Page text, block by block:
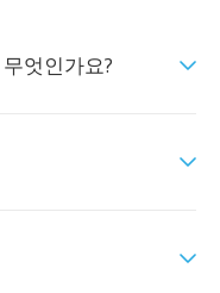
엇인가요?